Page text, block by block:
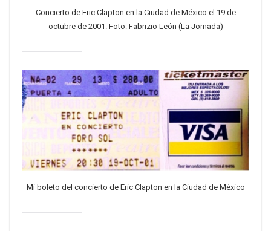
Concierto de Eric Clapton en la Ciudad de México el 19 de
octubre de 2001. Foto: Fabrizio León (La Jornada)
Mi boleto del concierto de Eric Clapton en la Ciudad de México